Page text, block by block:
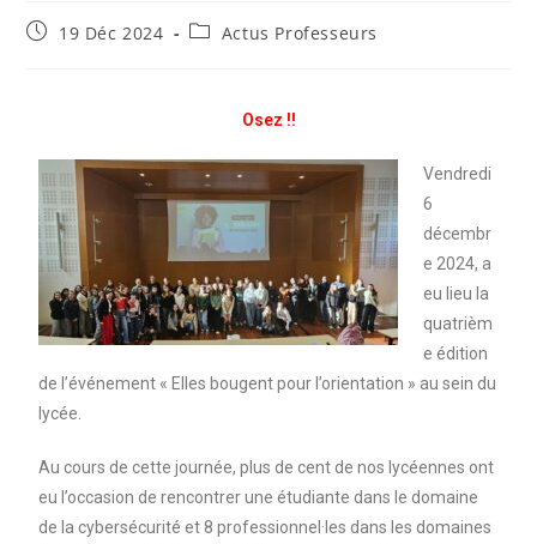
19 Déc 2024 Actus Professeurs
Osez !!
Vendredi
6
décembr
e 2024, a
eu lieu la
quatrièm
e édition
de l’événement « Elles bougent pour l’orientation » au sein du
lycée.
Au cours de cette journée, plus de cent de nos lycéennes ont
eu l’occasion de rencontrer une étudiante dans le domaine
de la cybersécurité et 8 professionnel·les dans les domaines